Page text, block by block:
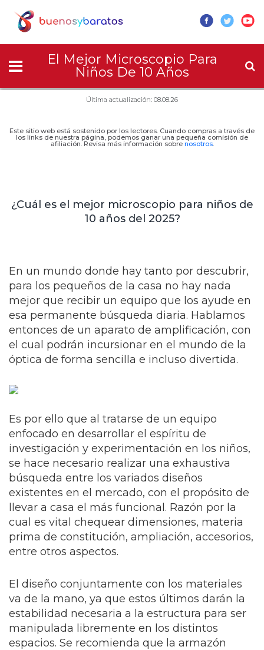
El Mejor Microscopio Para
Niños De 10 Años
Última actualización: 08.08.26
Este sitio web está sostenido por los lectores. Cuando compras a través de
los links de nuestra página, podemos ganar una pequeña comisión de
afiliación. Revisa más información sobre nosotros.
¿Cuál es el mejor microscopio para niños de
10 años del 2025?
En un mundo donde hay tanto por descubrir,
para los pequeños de la casa no hay nada
mejor que recibir un equipo que los ayude en
esa permanente búsqueda diaria. Hablamos
entonces de un aparato de amplificación, con
el cual podrán incursionar en el mundo de la
óptica de forma sencilla e incluso divertida.
Es por ello que al tratarse de un equipo
enfocado en desarrollar el espíritu de
investigación y experimentación en los niños,
se hace necesario realizar una exhaustiva
búsqueda entre los variados diseños
existentes en el mercado, con el propósito de
llevar a casa el más funcional. Razón por la
cual es vital chequear dimensiones, materia
prima de constitución, ampliación, accesorios,
entre otros aspectos.
El diseño conjuntamente con los materiales
va de la mano, ya que estos últimos darán la
estabilidad necesaria a la estructura para ser
manipulada libremente en los distintos
espacios. Se recomienda que la armazón